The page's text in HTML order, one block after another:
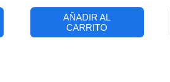
AÑADIR AL
CARRITO